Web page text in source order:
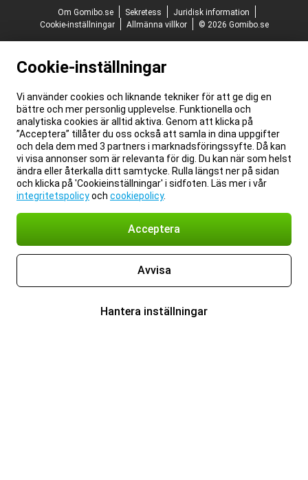
Om Gomibo.se
Sekretess
Juridisk information
Cookie-inställningar
Allmänna villkor © 2026 Gomibo.se
Cookie-inställningar
Vi använder cookies och liknande tekniker för att ge dig en
bättre och mer personlig upplevelse. Funktionella och
analytiska cookies är alltid aktiva. Genom att klicka på
”Acceptera” tillåter du oss också att samla in dina uppgifter
och dela dem med 3 partners i marknadsföringssyfte. Då kan
vi visa annonser som är relevanta för dig. Du kan när som helst
ändra eller återkalla ditt samtycke. Rulla längst ner på sidan
och klicka på 'Cookieinställningar' i sidfoten. Läs mer i vår
integritetspolicyoch cookiepolicy.
Acceptera
Avvisa
Hantera inställningar